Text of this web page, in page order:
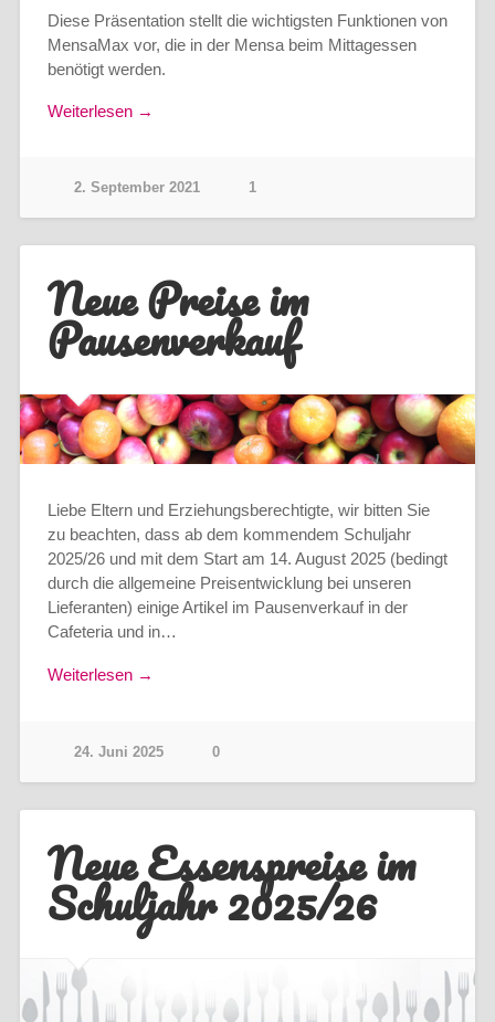
Diese Präsentation stellt die wichtigsten Funktionen von
MensaMax vor, die in der Mensa beim Mittagessen
benötigt werden.
Weiterlesen →
2. September 2021 1
Neue Preise im
Pausenverkauf
Liebe Eltern und Erziehungsberechtigte, wir bitten Sie
zu beachten, dass ab dem kommendem Schuljahr
2025/26 und mit dem Start am 14. August 2025 (bedingt
durch die allgemeine Preisentwicklung bei unseren
Lieferanten) einige Artikel im Pausenverkauf in der
Cafeteria und in…
Weiterlesen →
24. Juni 2025 0
Neue Essenspreise im
Schuljahr 2025/26